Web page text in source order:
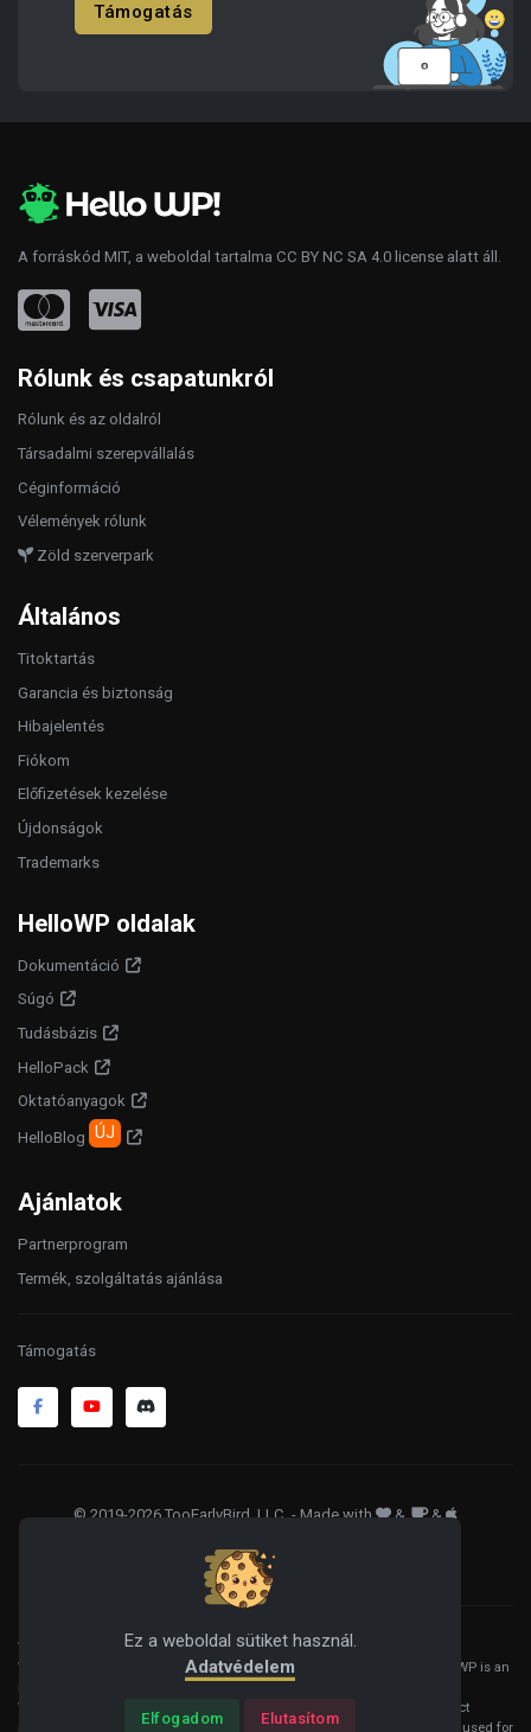
Támogatás
Ez a weboldal sütiket használ.
Adatvédelem
Elfogadom Elutasítom
A forráskód MIT, a weboldal tartalma CC BY NC SA 4.0 license alatt áll.
Rólunk és csapatunkról
Rólunk és az oldalról
Társadalmi szerepvállalás
Céginformáció
Vélemények rólunk
Zöld szerverpark
Általános
Titoktartás
Garancia és biztonság
Hibajelentés
Fiókom
Előfizetések kezelése
Újdonságok
Trademarks
HelloWP oldalak
Dokumentáció
Súgó
Tudásbázis
HelloPack
Oktatóanyagok
HelloBlog ÚJ
Ajánlatok
Partnerprogram
Termék, szolgáltatás ajánlása
Támogatás
© 2019-2026 TooEarlyBird, LLC. - Made with & &
Adatkezelés
WordPress® is a registered trademark of the WordPress Foundation, and
WooCommerce® is a registered trademark of WooCommerce, Inc. HelloWP is an
independent product and is not affiliated, associated, or endorsed by the
WordPress Foundation, WooCommerce, Inc., or Automattic Inc. All product
names, logos, and brands are property of their respective owners and are used for